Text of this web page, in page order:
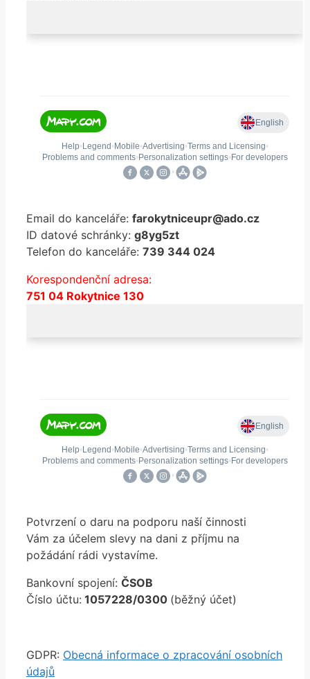
Email do kanceláře: farokytniceupr@ado.cz
ID datové schránky: g8yg5zt
Telefon do kanceláře: 739 344 024
Korespondenční adresa:
751 04 Rokytnice 130
Potvrzení o daru na podporu naší činnosti
Vám za účelem slevy na dani z příjmu na
požádání rádi vystavíme.
Bankovní spojení: ČSOB
Číslo účtu: 1057228/0300 (běžný účet)
GDPR: Obecná informace o zpracování osobních
údajů